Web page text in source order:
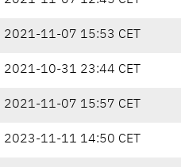
2021-11-07 15:53 CET
2021-10-31 23:44 CET
2021-11-07 15:57 CET
2023-11-11 14:50 CET